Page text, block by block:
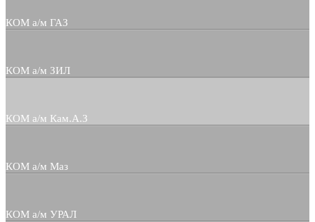
КОМ а/м ГАЗ
КОМ а/м ЗИЛ
КОМ а/м Кам.А.З
КОМ а/м Маз
КОМ а/м УРАЛ